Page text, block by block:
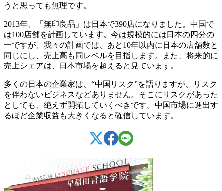
うと思っても無理です。
2013年、「無印良品」は日本で390店になりました。中国で
は100店舗を計画しています。今は規模的には日本の四分の
一ですが、我々の計画では、あと10年以内に日本の店舗数と
同じにし、売上高も同レベルを目指します。また、将来的に
売上シェアは、日本市場を超えると見ています。
多くの日本の企業家は、“中国リスク”を語りますが、リスク
を伴わないビジネスなどありません。そこにリスクがあった
としても、絶えず開拓していくべきです。中国市場に進出す
るほど企業収益も大きくなると確信しています。